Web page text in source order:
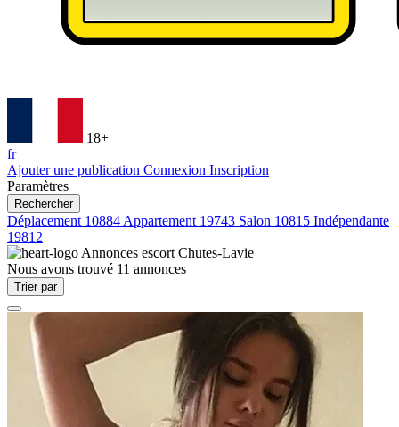
18+
fr
Ajouter une publication Connexion Inscription
Paramètres
Rechercher
Déplacement 10884 Appartement 19743 Salon 10815 Indépendante
19812
Annonces escort Chutes-Lavie
Nous avons trouvé 11 annonces
Trier par